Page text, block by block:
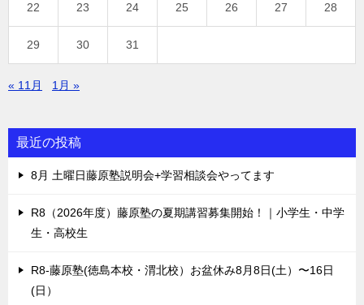
22 23 24 25 26 27 28
29 30 31
« 11月 1月 »
最近の投稿
8月 土曜日藤原塾説明会+学習相談会やってます
R8（2026年度）藤原塾の夏期講習募集開始！｜小学生・中学
生・高校生
R8-藤原塾(徳島本校・渭北校）お盆休み8月8日(土）〜16日
(日）